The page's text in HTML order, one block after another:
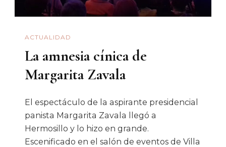
En
ACTUALIDAD
La amnesia cínica de
Margarita Zavala
El espectáculo de la aspirante presidencial
panista Margarita Zavala llegó a
Hermosillo y lo hizo en grande.
Escenificado en el salón de eventos de Villa